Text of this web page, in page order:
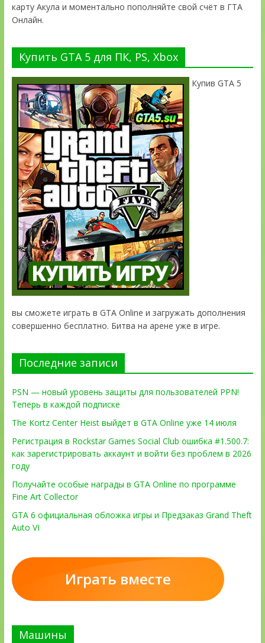
карту Акула и моментально пополняйте свой счёт в ГТА
Онлайн.
Купить GTA 5 для ПК, PS, Xbox
Купив GTA 5
вы сможете играть в GTA Online и загружать дополнения
совершенно бесплатно. Битва на арене уже в игре.
Последние записи
PSN — новый уровень защиты для пользователей PPN!
Теперь в каждой подписке
The Kortz Center Heist выйдет в GTA Online уже 14 июля
Регистрация в Rockstar Games Social Club ошибка #1.500.7:
как зарегистрировать аккаунт и войти без проблем в 2026
году
Получайте особые награды в GTA Online по программе
Fine Art Collector
GTA 6 официальная обложка игры и Предзаказ Grand Theft
Auto VI
Играть вместе
Машины